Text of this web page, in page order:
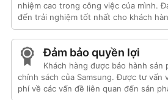
nhiệm cao trong công việc của mình.
đến trải nghiệm tốt nhất cho khách
Đảm bảo quyền lợi
Khách hàng được bảo hành sản
chính sách của Samsung. Được tư vấn
phí về các vấn đề liên quan đến sản